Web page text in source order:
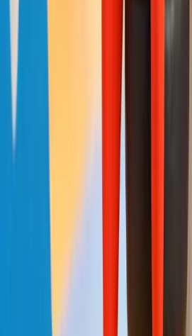
Khả năng nhận diện tóc tốt hơn tôi
headshot chuyên nghiệp và kết quả đủ
sơ công ty